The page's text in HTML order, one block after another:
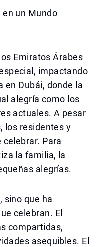
en un Mundo
Emiratos Árabes
impactando
en Dubái, donde la
alegría como los
actuales. A pesar
los residentes y
Para
la familia, la
alegrías.
sino que ha
celebran. El
compartidas,
asequibles. El